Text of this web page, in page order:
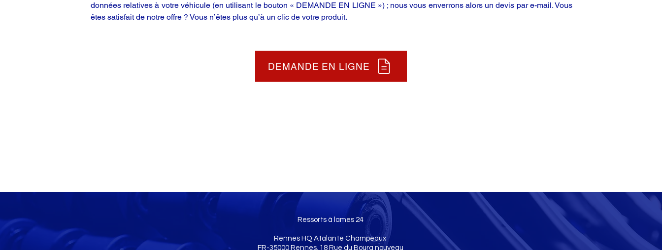
données relatives à votre véhicule (en utilisant le bouton « DEMANDE EN LIGNE ») ; nous vous enverrons alors un devis par e-mail. Vous
êtes satisfait de notre offre ? Vous n’êtes plus qu’à un clic de votre produit.
DEMANDE EN LIGNE
Ressorts à lames 24
Rennes HQ Atalante Champeaux
FR-35000 Rennes, 18 Rue du Bourg nouveau